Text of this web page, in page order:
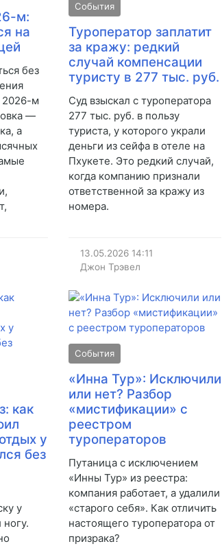
м:
на
без
2026-м
—
а
События
Туроператор заплатит
за кражу: редкий
случай компенсации
туристу в 277 тыс. руб.
Суд взыскал с туроператора
277 тыс. руб. в пользу
туриста, у которого украли
деньги из сейфа в отеле на
Пхукете. Это редкий случай,
когда компанию признали
ответственной за кражу из
номера.
13.05.2026 14:11
Джон Трэвел
как
у
без
у
События
«Инна Тур»: Исключили
или нет? Разбор
«мистификации» с
реестром
туроператоров
Путаница с исключением
«Инны Тур» из реестра:
компания работает, а удалили
«старого себя». Как отличить
настоящего туроператора от
призрака?